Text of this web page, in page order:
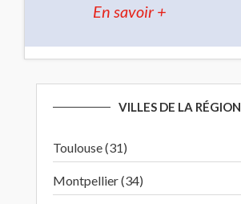
En savoir +
VILLES DE LA RÉGION
Toulouse (31)
Montpellier (34)